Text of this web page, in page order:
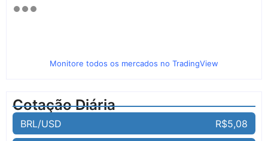
Monitore todos os mercados no TradingView
Cotação Diária
BRL/USD R$5,08